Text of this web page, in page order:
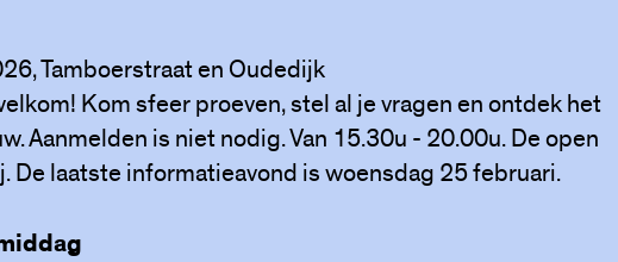
Tamboerstraat en Oudedijk
Kom sfeer proeven, stel al je vragen en ontdek het
Aanmelden is niet nodig. Van 15.30u - 20.00u. De open
De laatste informatieavond is woensdag 25 februari.